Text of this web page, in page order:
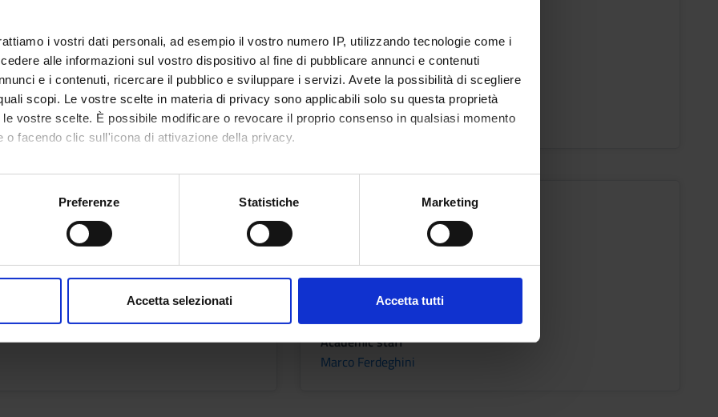
i vostri dati personali, ad esempio il vostro numero IP, utilizzando tecnologie come i
alle informazioni sul vostro dispositivo al fine di pubblicare annunci e contenuti
e i contenuti, ricercare il pubblico e sviluppare i servizi. Avete la possibilità di scegliere
scopi. Le vostre scelte in materia di privacy sono applicabili solo su questa proprietà
vostre scelte. È possibile modificare o revocare il proprio consenso in qualsiasi momento
o facendo clic sull'icona di attivazione della privacy.
anche:
sulla tua posizione geografica, con un'approssimazione di qualche metro,
in qualsiasi momento dalla Dichiarazione sui cookie.
Preferenze Statistiche Marketing
Accetta selezionati Accetta tutti
- 1^ SEMESTRE
Period
FISIO VR 1^ ANNO - 1^ SEMESTRE
Academic staff
Silvia Majori
CULTURALE
- 1^ SEMESTRE
RADIOPROTEZIONE
FISIO VR 1^ ANNO - 1^ SEMESTRE
Academic staff
Marco Ferdeghini